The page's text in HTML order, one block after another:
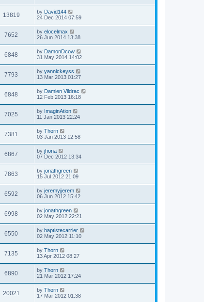
13819 by David144
24 Dec 2014 07:59
7652 by elocelmax
26 Jun 2014 13:38
6848 by DamonDcow
31 May 2014 14:02
7793 by yannickeyss
13 Mar 2013 01:27
6848 by Damien Vildrac
12 Feb 2013 16:18
7025 by ImaginAtion
11 Jan 2013 22:24
7381 by Thorn
03 Jan 2013 12:58
6867 by jhona
07 Dec 2012 13:34
7863 by jonathgreen
15 Jul 2012 21:09
6592 by jeremyjjerem
06 Jun 2012 15:42
6998 by jonathgreen
02 May 2012 22:21
6550 by baptistecarrier
02 May 2012 11:10
7135 by Thorn
13 Apr 2012 08:27
6890 by Thorn
21 Mar 2012 17:24
20021 by Thorn
17 Mar 2012 01:38